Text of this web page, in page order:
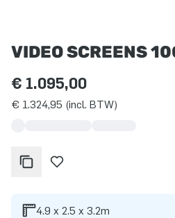
VIDEO SCREENS
€ 1.095,00
€ 1.324,95 (incl. BTW)
4.9 x 2.5 x 3.2m